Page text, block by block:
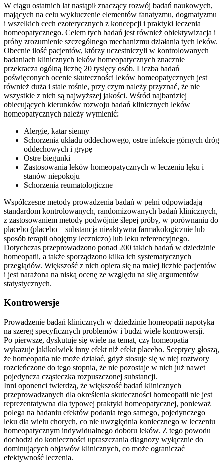
W ciągu ostatnich lat nastąpił znaczący rozwój badań naukowych,
mających na celu wykluczenie elementów fanatyzmu, dogmatyzmu
i wszelkich cech ezoterycznych z koncepcji i praktyki leczenia
homeopatycznego. Celem tych badań jest również obiektywizacja i
próby zrozumienie szczególnego mechanizmu działania tych leków.
Obecnie ilość pacjentów, którzy uczestniczyli w kontrolowanych
badaniach klinicznych leków homeopatycznych znacznie
przekracza ogólną liczbę 20 tysięcy osób. Liczba badań
poświęconych ocenie skuteczności leków homeopatycznych jest
również duża i stale rośnie, przy czym należy przyznać, że nie
wszystkie z nich są najwyższej jakości. Wśród najbardziej
obiecujących kierunków rozwoju badań klinicznych leków
homeopatycznych należy wymienić:
Alergie, katar sienny
Schorzenia układu oddechowego, ostre infekcje górnych dróg
oddechowych i grypę
Ostre biegunki
Zastosowania leków homeopatycznych w leczeniu lęku i
stanów niepokoju
Schorzenia reumatologiczne
Współczesne metody prowadzenia badań w pełni odpowiadają
standardom kontrolowanych, randomizowanych badań klinicznych,
z zastosowaniem metody podwójnie ślepej próby, w porównaniu do
placebo (placebo – substancja nieaktywna farmakologicznie lub
sposób terapii obojętny leczniczo) lub leku referencyjnego.
Dotychczas przeprowadzono ponad 200 takich badań w dziedzinie
homeopatii, a także sporządzono kilka ich systematycznych
przeglądów. Większość z nich opiera się na małej liczbie pacjentów
i jest narażona na niską ocenę ze względu na siłę argumentów
statystycznych.
Kontrowersje
Prowadzenie badań klinicznych w dziedzinie homeopatii napotyka
na szereg specyficznych problemów i budzi wiele kontrowersji.
Po pierwsze, dyskutuje się wiele na temat, czy homeopatia
wykazuje jakikolwiek inny efekt niż efekt placebo. Sceptycy głoszą,
że homeopatia nie może działać, gdyż stosuje się w niej roztwory
rozcieńczone do tego stopnia, że nie pozostaje w nich już nawet
pojedyncza cząsteczka rozpuszczonej substancji.
Inni oponenci twierdzą, że większość badań klinicznych
przeprowadzanych dla określenia skuteczności homeopatii nie jest
reprezentatywna dla typowej praktyki homeopatycznej, ponieważ
polega na badaniu efektów podania tego samego, pojedynczego
leku dla wielu chorych, co nie uwzględnia koniecznego w leczeniu
homeopatycznym indywidualnego doboru leków. Z tego powodu
dochodzi do konieczności upraszczania diagnozy wyłącznie do
dominujących objawów klinicznych, co może ograniczać
efektywność leczenia.